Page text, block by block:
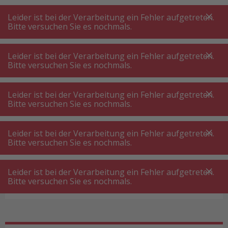
A +++
A+++
A +++
A+++
MyPost
MyPost
MENÜ SUCHE
Ausstattung Waschküche Lufttrockner
Lufttrockner
In der Waschküche ist es immer feucht? Sie
haben die feuchten Wände im Keller satt? Gute
Neuigkeiten: mit Lufttrocknern und
Luftentfeuchter haben Sie die Luftfeuchtigkeit in
Ihren Räumen voll im Griff. Es wird leider viel zu
wenig Wert auf optimales Austrocknen und
Lüften gelegt, sodass es oft an der
Waschraum eine zu hohe Feuchtigkeit aufweist.
Produktfilter
Leider ist bei der Verarbeitung ein Fehler aufgetreten.
Bitte versuchen Sie es nochmals.
Leider ist bei der Verarbeitung ein Fehler aufgetreten.
Bitte versuchen Sie es nochmals.
Leider ist bei der Verarbeitung ein Fehler aufgetreten.
Bitte versuchen Sie es nochmals.
Leider ist bei der Verarbeitung ein Fehler aufgetreten.
Bitte versuchen Sie es nochmals.
Leider ist bei der Verarbeitung ein Fehler aufgetreten.
Bitte versuchen Sie es nochmals.